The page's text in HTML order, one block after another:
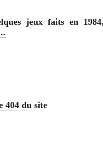
jeux faits en
404 du site